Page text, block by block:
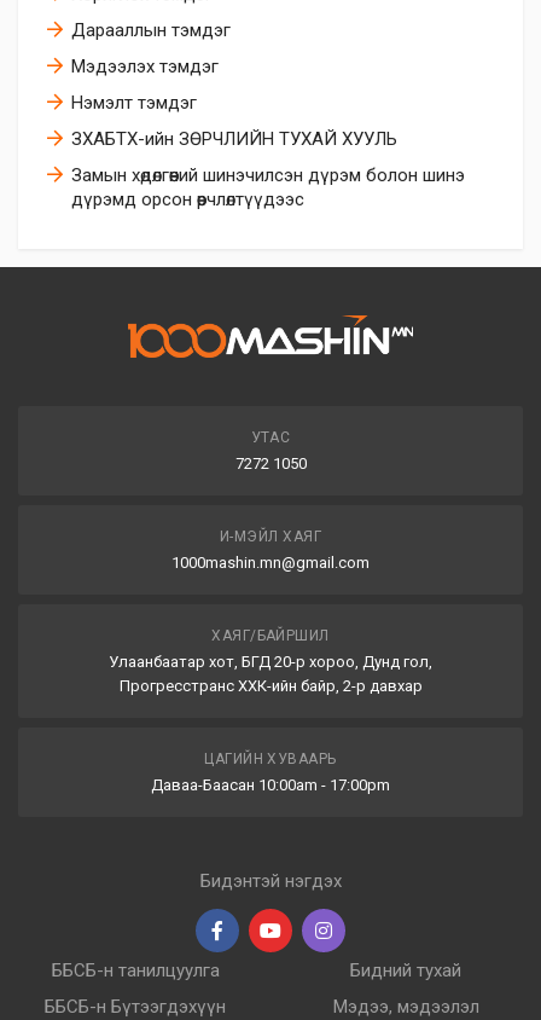
Дарааллын тэмдэг
Мэдээлэх тэмдэг
Нэмэлт тэмдэг
ЗХАБТХ-ийн ЗӨРЧЛИЙН ТУХАЙ ХУУЛЬ
Замын хөдөлгөөний шинэчилсэн дүрэм болон шинэ
дүрэмд орсон өөрчлөлтүүдээс
УТАС
7272 1050
И-МЭЙЛ ХАЯГ
1000mashin.mn@gmail.com
ХАЯГ/БАЙРШИЛ
Улаанбаатар хот, БГД 20-р хороо, Дунд гол,
Прогресстранс ХХК-ийн байр, 2-р давхар
ЦАГИЙН ХУВААРЬ
Даваа-Баасан 10:00am - 17:00pm
Бидэнтэй нэгдэх
ББСБ-н танилцуулга
ББСБ-н Бүтээгдэхүүн
Бидний тухай
Мэдээ, мэдээлэл